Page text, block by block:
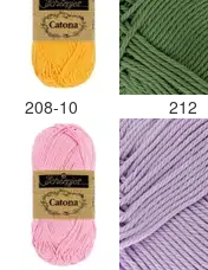
208-10 212